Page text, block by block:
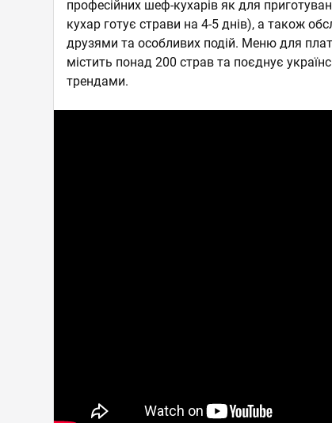
професійних шеф-кухарів як для
кухар готує страви на 4-5 днів), а також
друзями та особливих подій. Меню для
містить понад 200 страв та поєднує
трендами.